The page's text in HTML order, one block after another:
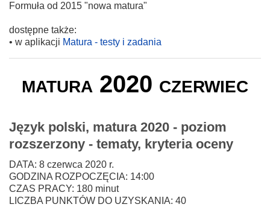
Formuła od 2015 "nowa matura"
dostępne także:
• w aplikacji Matura - testy i zadania
matura 2020 czerwiec
Język polski, matura 2020 - poziom
rozszerzony - tematy, kryteria oceny
DATA: 8 czerwca 2020 r.
GODZINA ROZPOCZĘCIA: 14:00
CZAS PRACY: 180 minut
LICZBA PUNKTÓW DO UZYSKANIA: 40